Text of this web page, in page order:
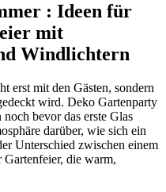
: Ideen für
mit
Windlichtern
erst mit den Gästen, sondern
wird. Deko Gartenparty
bevor das erste Glas
darüber, wie sich ein
Unterschied zwischen einem
Gartenfeier, die warm,